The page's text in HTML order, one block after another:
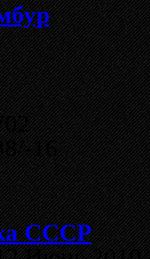
16
СССР